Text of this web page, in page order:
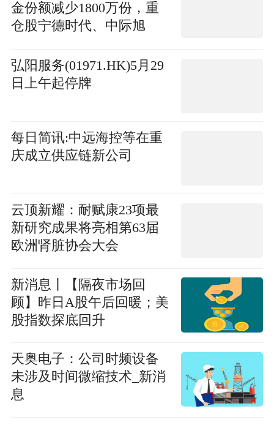
金份额减少1800万份，重
仓股宁德时代、中际旭
弘阳服务(01971.HK)5月29
日上午起停牌
每日简讯:中远海控等在重
庆成立供应链新公司
云顶新耀：耐赋康23项最
新研究成果将亮相第63届
欧洲肾脏协会大会
新消息丨【隔夜市场回
顾】昨日A股午后回暖；美
股指数探底回升
天奥电子：公司时频设备
未涉及时间微缩技术_新消
息